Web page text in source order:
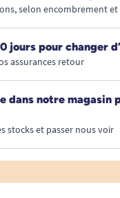
selon encombrement
jours pour changer
assurances retour
dans notre magasin
stocks et passer nous voir